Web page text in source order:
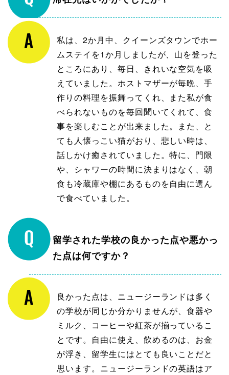
私は、2か月中、クイーンズタウンでホー
ムステイを1か月しましたが、山を登った
ところにあり、毎日、きれいな空気を吸
えていました。ホストマザーが毎晩、手
作りの料理を振舞ってくれ、また私が食
べられないものを毎回聞いてくれて、食
事を楽しむことが出来ました。また、と
ても人懐っこい猫がおり、悲しい時は、
話しかけ癒されていました。特に、門限
や、シャワーの時間に決まりはなく、朝
食も冷蔵庫や棚にあるものを自由に選ん
で食べていました。
留学された学校の良かった点や悪かっ
た点は何ですか？
良かった点は、ニュージーランドは多く
の学校が同じか分かりませんが、食器や
ミルク、コーヒーや紅茶が揃っているこ
とです。自由に使え、飲めるのは、お金
が浮き、留学生にはとても良いことだと
思います。ニュージーランドの英語はア